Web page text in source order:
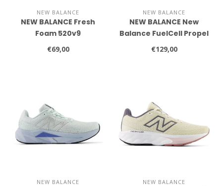
NEW BALANCE
NEW BALANCE Fresh
Foam 520v9
€69,00
NEW BALANCE
NEW BALANCE New
Balance FuelCell Propel
v5
€129,00
NEW BALANCE NEW BALANCE